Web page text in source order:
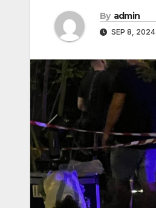
By admin
SEP 8, 2024